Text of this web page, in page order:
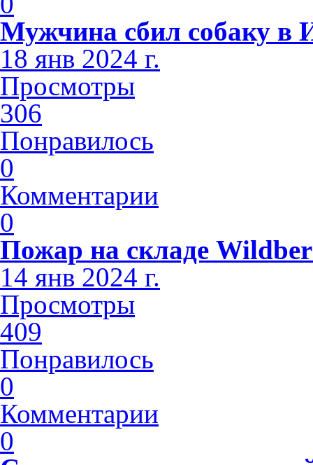
Мужчина сбил собаку в
18 янв 2024 г.
Просмотры
306
Понравилось
0
Комментарии
0
Пожар на складе
14 янв 2024 г.
Просмотры
409
Понравилось
0
Комментарии
0